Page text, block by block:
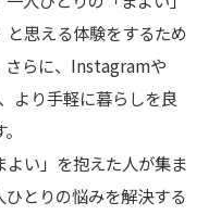
思える体験をするため
さらに、Instagramや
より手軽に暮らしを良
い」を抱えた人が集ま
とりの悩みを解決する